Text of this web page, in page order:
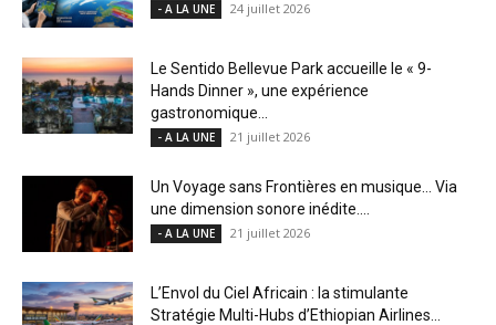
- A LA UNE 24 juillet 2026
Le Sentido Bellevue Park accueille le « 9-
Hands Dinner », une expérience
gastronomique...
- A LA UNE 21 juillet 2026
Un Voyage sans Frontières en musique… Via
une dimension sonore inédite....
- A LA UNE 21 juillet 2026
L’Envol du Ciel Africain : la stimulante
Stratégie Multi-Hubs d’Ethiopian Airlines...